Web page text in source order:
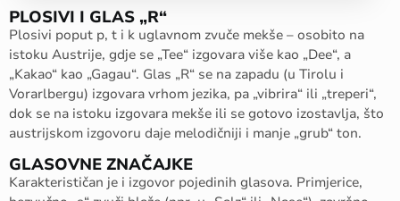
PLOSIVI I GLAS „R“
Plosivi poput p, t i k uglavnom zvuče mekše – osobito na
istoku Austrije, gdje se „Tee“ izgovara više kao „Dee“, a
„Kakao“ kao „Gagau“. Glas „R“ se na zapadu (u Tirolu i
Vorarlbergu) izgovara vrhom jezika, pa „vibrira“ ili „treperi“,
dok se na istoku izgovara mekše ili se gotovo izostavlja, što
austrijskom izgovoru daje melodičniji i manje „grub“ ton.
GLASOVNE ZNAČAJKE
Karakterističan je i izgovor pojedinih glasova. Primjerice,